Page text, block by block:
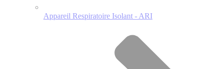
Appareil Respiratoire Isolant - ARI